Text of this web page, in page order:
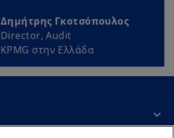
Δημήτρης Γκοτσόπουλος
Director, Audit
KPMG στην Ελλάδα